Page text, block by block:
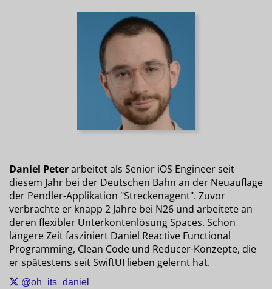
Daniel Peterarbeitet als Senior iOS Engineer seit
diesem Jahr bei der Deutschen Bahn an der Neuauflage
der Pendler-Applikation "Streckenagent". Zuvor
verbrachte er knapp 2 Jahre bei N26 und arbeitete an
deren flexibler Unterkontenlösung Spaces. Schon
längere Zeit fasziniert Daniel Reactive Functional
Programming, Clean Code und Reducer-Konzepte, die
er spätestens seit SwiftUI lieben gelernt hat.
@oh_its_daniel